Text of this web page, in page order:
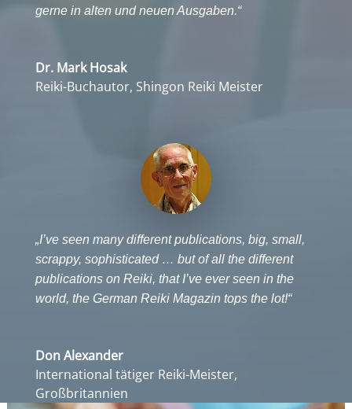
gerne in alten und neuen Ausgaben.“
Dr. Mark Hosak
Reiki-Buchautor, Shingon Reiki Meister
„I’ve seen many different publications, big, small,
scrappy, sophisticated … but of all the different
publications on Reiki, that I’ve ever seen in the
world, the German Reiki Magazin tops the lot!“
Don Alexander
International tätiger Reiki-Meister,
Großbritannien